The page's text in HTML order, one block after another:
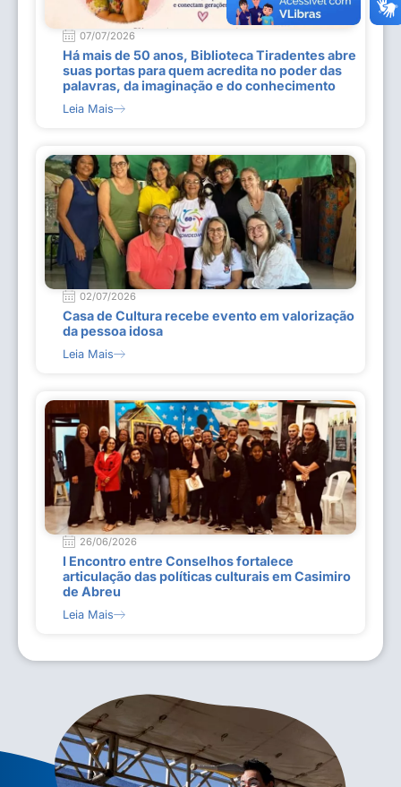
07/07/2026
Há mais de 50 anos, Biblioteca Tiradentes abre
suas portas para quem acredita no poder das
palavras, da imaginação e do conhecimento
Leia Mais
02/07/2026
Casa de Cultura recebe evento em valorização
da pessoa idosa
Leia Mais
26/06/2026
I Encontro entre Conselhos fortalece
articulação das políticas culturais em Casimiro
de Abreu
Leia Mais